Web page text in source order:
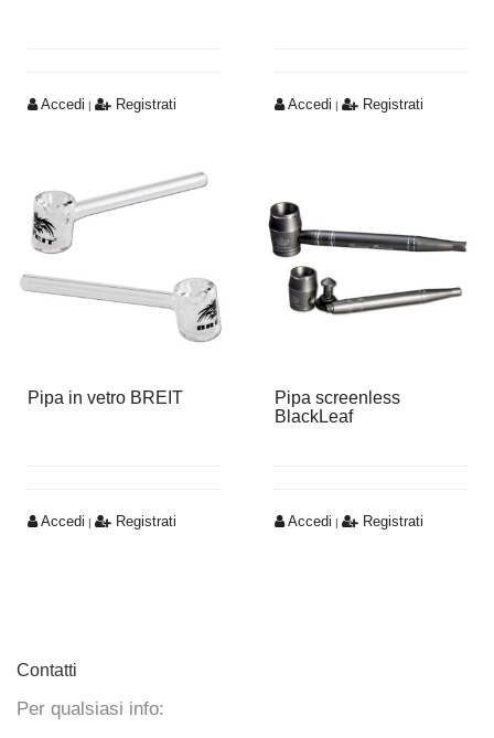
Accedi | Registrati Accedi | Registrati
Pipa in vetro BREIT
Accedi | Registrati
Pipa screenless
BlackLeaf
Accedi | Registrati
Contatti
Per qualsiasi info: